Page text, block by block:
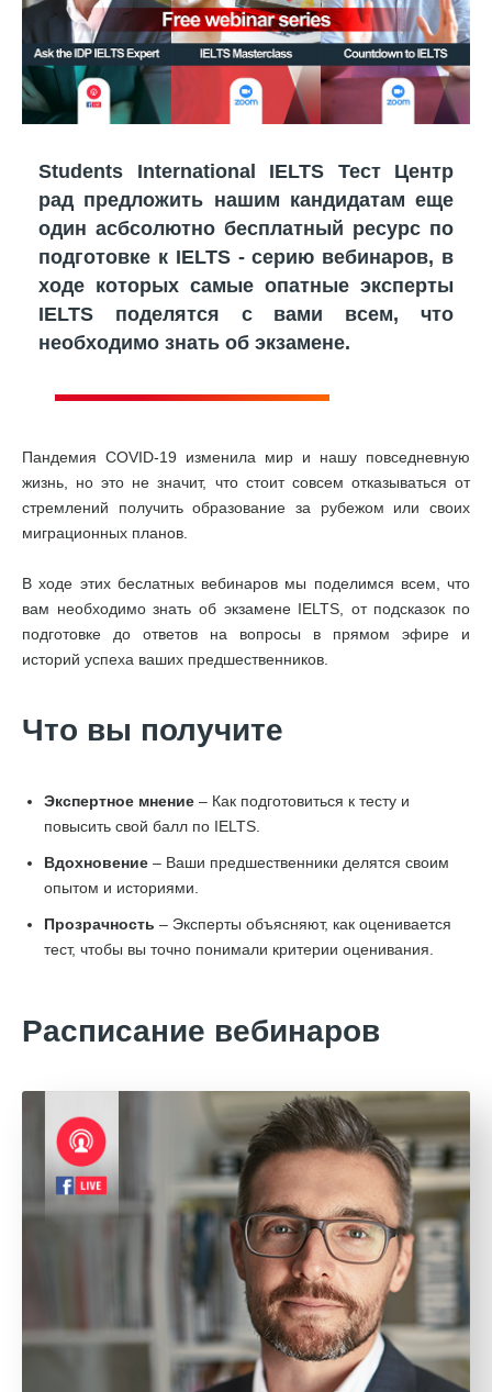
Students International IELTS Тест Центр
рад предложить нашим кандидатам еще
один асбсолютно бесплатный ресурс по
подготовке к IELTS - серию вебинаров, в
ходе которых самые опатные эксперты
IELTS поделятся с вами всем, что
необходимо знать об экзамене.
Пандемия COVID-19 изменила мир и нашу повседневную
жизнь, но это не значит, что стоит совсем отказываться от
стремлений получить образование за рубежом или своих
миграционных планов.
В ходе этих беслатных вебинаров мы поделимся всем, что
вам необходимо знать об экзамене IELTS, от подсказок по
подготовке до ответов на вопросы в прямом эфире и
историй успеха ваших предшественников.
Что вы получите
Экспертное мнение – Как подготовиться к тесту и
повысить свой балл по IELTS.
Вдохновение – Ваши предшественники делятся своим
опытом и историями.
Прозрачность – Эксперты объясняют, как оценивается
тест, чтобы вы точно понимали критерии оценивания.
Расписание вебинаров